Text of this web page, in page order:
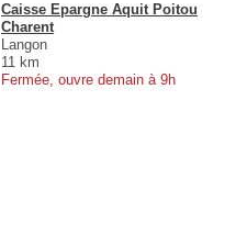
Caisse Epargne Aquit Poitou
Charent
Langon
11 km
Fermée, ouvre demain à 9h